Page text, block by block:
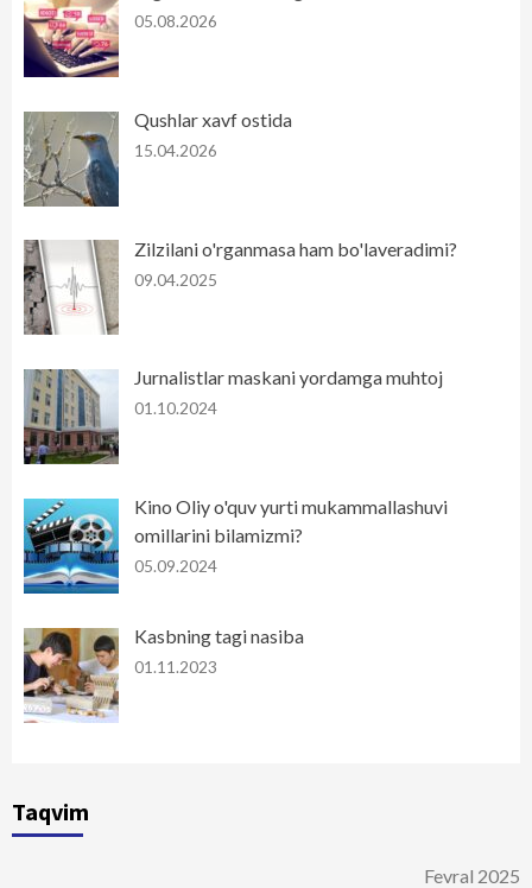
05.08.2026
Qushlar xavf ostida
15.04.2026
Zilzilani o'rganmasa ham bo'laveradimi?
09.04.2025
Jurnalistlar maskani yordamga muhtoj
01.10.2024
Kino Oliy o'quv yurti mukammallashuvi
omillarini bilamizmi?
05.09.2024
Kasbning tagi nasiba
01.11.2023
Taqvim
Fevral 2025